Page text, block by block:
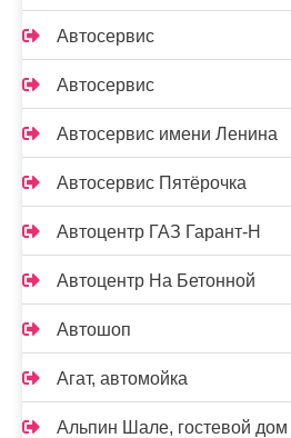
Автосервис
Автосервис
Автосервис имени Ленина
Автосервис Пятёрочка
Автоцентр ГАЗ Гарант-Н
Автоцентр На Бетонной
Автошоп
Агат, автомойка
Альпин Шале, гостевой дом